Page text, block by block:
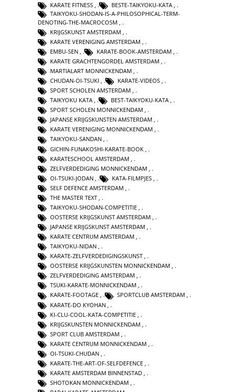
KARATE FITNESS
BESTE-TAIKYOKU-KATA
TAIKYOKU-SHODAN-IS-A-PHILOSOPHICAL-TERM-
DENOTING-THE-MACROCOSM
KRIJGSKUNST AMSTERDAM
KARATE VERENIGING AMSTERDAM
EMBU-SEN
KARATE-BOOK-AMSTERDAM
KARATE GRACHTENGORDEL AMSTERDAM
MARTIALART MONNICKENDAM ,
CHUDAN-OI-TSUKI , KARATE-VIDEOS ,
SPORT SCHOLEN AMSTERDAM ,
TAIKYOKU KATA , BEST-TAIKYOKU-KATA ,
SPORT SCHOLEN MONNICKENDAM ,
JAPANSE KRIJGSKUNSTEN AMSTERDAM ,
KARATE VERENIGING MONNICKENDAM ,
TAIKYOKU-SANDAN ,
GICHIN-FUNAKOSHI-KARATE-BOOK
KARATESCHOOL AMSTERDAM
ZELFVERDEDIGING MONNICKENDAM
OI-TSUKI-JODAN
KATA-FILMPJES
SELF DEFENCE AMSTERDAM
THE MASTER TEXT
TAIKYOKU-SHODAN-COMPETITIE
OOSTERSE KRIJGSKUNST AMSTERDAM
JAPANSE KRIJGSKUNST AMSTERDAM ,
KARATE CENTRUM AMSTERDAM ,
TAIKYOKU-NIDAN ,
KARATE-ZELFVERDEDIGINGSKUNST ,
OOSTERSE KRIJGSKUNSTEN MONNICKENDAM ,
ZELFVERDEDIGING AMSTERDAM ,
TSUKI-KARATE-MONNICKENDAM ,
KARATE-FOOTAGE , SPORTCLUB AMSTERDAM ,
KARATE-DO KYOHAN
KI-CLU-COOL-KATA-COMPETITIE
KRIJGSKUNSTEN MONNICKENDAM
SPORT CLUB AMSTERDAM
KARATE CENTRUM MONNICKENDAM
OI-TSUKI-CHUDAN
KARATE-THE-ART-OF-SELFDEFENCE
KARATE AMSTERDAM BINNENSTAD
SHOTOKAN MONNICKENDAM ,